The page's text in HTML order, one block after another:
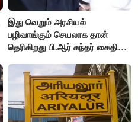
இது வெறும் அரசியல்
பழிவாங்கும் செயலாக தான்
தெரிகிறது பி.ஆர் சுந்தர் கைதிற்கு